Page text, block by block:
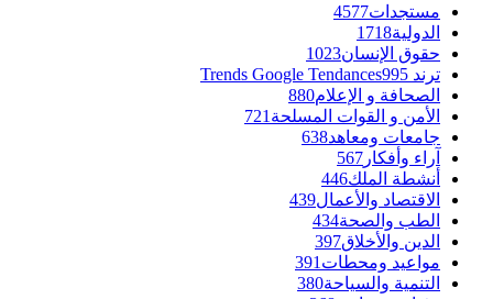
مستجدات4577
الدولية1718
حقوق الإنسان1023
ترند Trends Google Tendances 995
الصحافة و الإعلام880
الأمن و القوات المسلحة 721
جامعات ومعاهد638
آراء وأفكار 567
أنشطة الملك446
الاقتصاد والأعمال439
الطب والصحة434
الدين والأخلاق397
مواعيد ومحطات 391
التنمية والسياحة380